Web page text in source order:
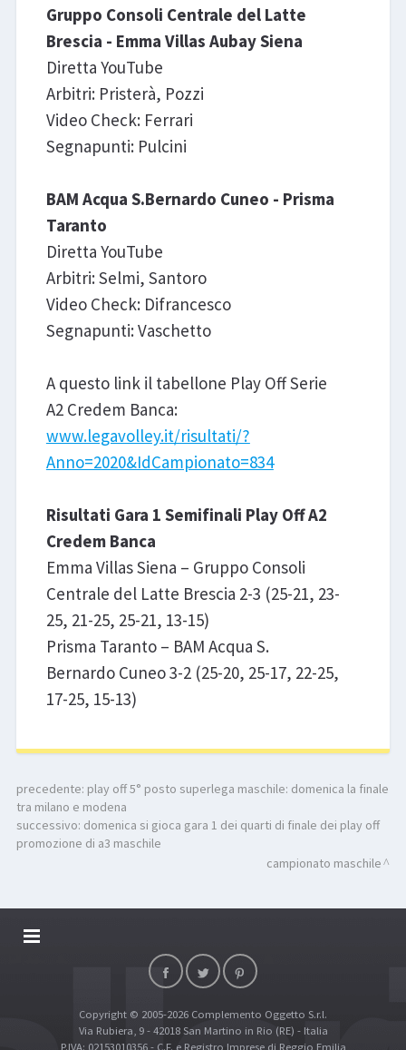
Gruppo Consoli Centrale del Latte
Brescia - Emma Villas Aubay Siena
Diretta YouTube
Arbitri: Pristerà, Pozzi
Video Check: Ferrari
Segnapunti: Pulcini
BAM Acqua S.Bernardo Cuneo - Prisma
Taranto
Diretta YouTube
Arbitri: Selmi, Santoro
Video Check: Difrancesco
Segnapunti: Vaschetto
A questo link il tabellone Play Off Serie
A2 Credem Banca:
www.legavolley.it/risultati/?
Anno=2020&IdCampionato=834
Risultati Gara 1 Semifinali Play Off A2
Credem Banca
Emma Villas Siena – Gruppo Consoli
Centrale del Latte Brescia 2-3 (25-21, 23-
25, 21-25, 25-21, 13-15)
Prisma Taranto – BAM Acqua S.
Bernardo Cuneo 3-2 (25-20, 25-17, 22-25,
17-25, 15-13)
precedente: play off 5° posto superlega maschile: domenica la finale
tra milano e modena
successivo: domenica si gioca gara 1 dei quarti di finale dei play off
promozione di a3 maschile
campionato maschile
DALLARIVOLLEY SOSTIENE
TOP RICERCHE
SITE MAP
Copyright © 2005-2026 Complemento Oggetto S.r.l.
Via Rubiera, 9 - 42018 San Martino in Rio (RE) - Italia
P.IVA: 02153010356 - C.F. e Registro Imprese di Reggio Emilia